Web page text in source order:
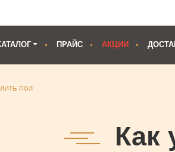
ПРАЙС АКЦИИ
пол
Как